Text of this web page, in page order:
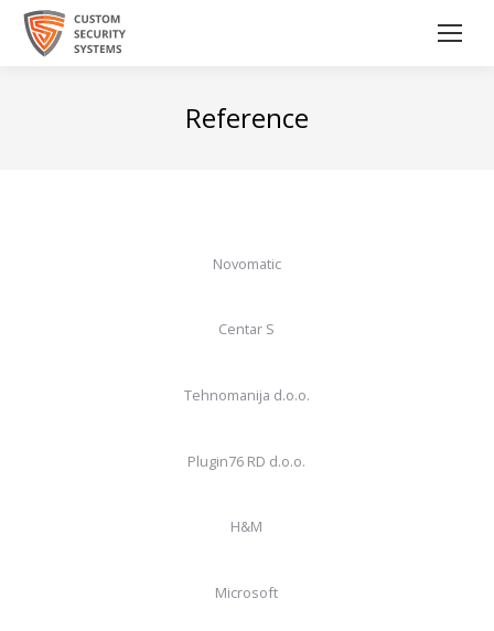
Reference
Novomatic
Centar S
Tehnomanija d.o.o.
Plugin76 RD d.o.o.
H&M
Microsoft